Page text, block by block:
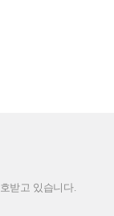
받고 있습니다.